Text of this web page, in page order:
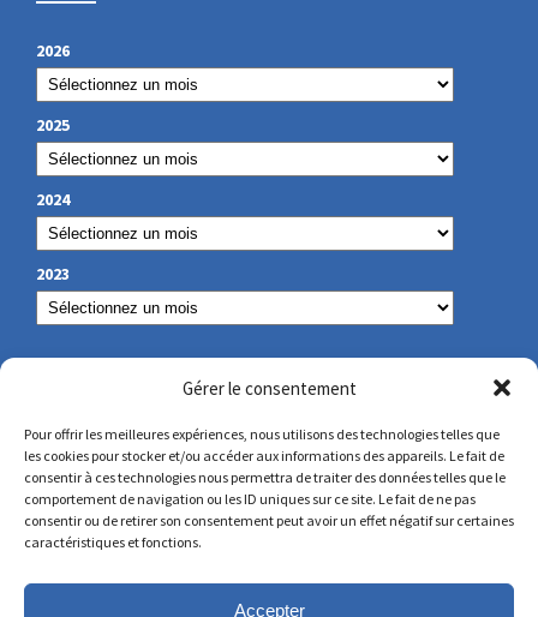
Gérer le consentement
Pour offrir les meilleures expériences, nous utilisons des technologies telles que
les cookies pour stocker et/ou accéder aux informations des appareils. Le fait de
consentir à ces technologies nous permettra de traiter des données telles que le
comportement de navigation ou les ID uniques sur ce site. Le fait de ne pas
consentir ou de retirer son consentement peut avoir un effet négatif sur certaines
caractéristiques et fonctions.
Accepter
2026
2025
2024
2023
NUESTROS DATOS DE CONTACTO
secretariat@lamennais.org
protectionenfance@lamennais.org